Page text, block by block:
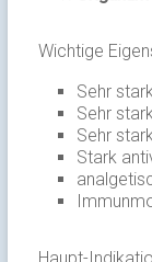
Wichtige
Sehr
Sehr
Sehr
Stark
Haupt-